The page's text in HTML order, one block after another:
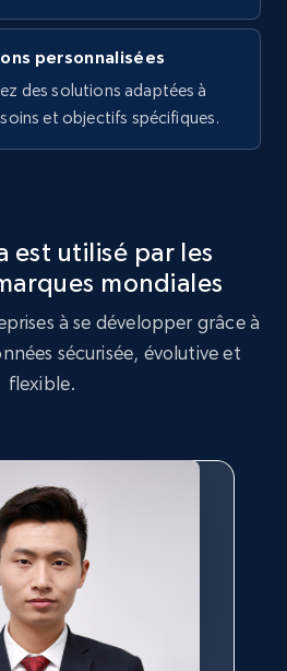
Essai gratuit
Essai gratuit
on products using
Initial price, Discount,
by category url
personnalisées
des solutions adaptées à
et objectifs spécifiques.
est utilisé par les
mondiales
à se développer grâce à
sécurisée, évolutive et
flexible.